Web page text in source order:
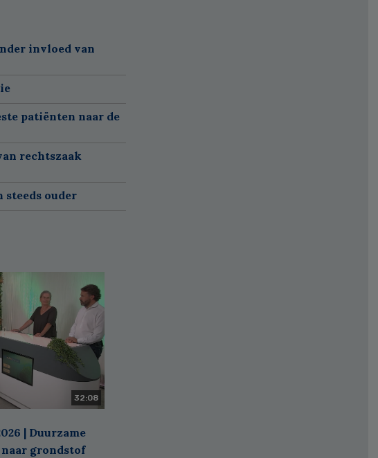
invloed van
patiënten naar de
rechtszaak
ouder
32:08
| Duurzame
grondstof